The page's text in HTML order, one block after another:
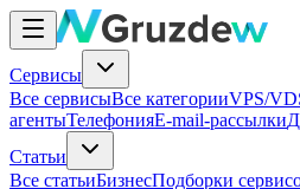
Сервисы
Все сервисыВсе категорииVPS/
агентыТелефонияE-mail-рассылки
Статьи
Все статьиБизнесПодборки